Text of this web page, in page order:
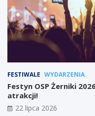
FESTIWALE WYDARZENIA
Festyn OSP Żerniki
atrakcji!
22 lipca 2026